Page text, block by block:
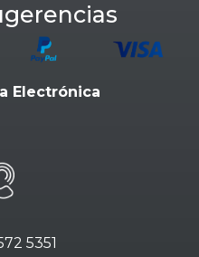
Electrónica
5351